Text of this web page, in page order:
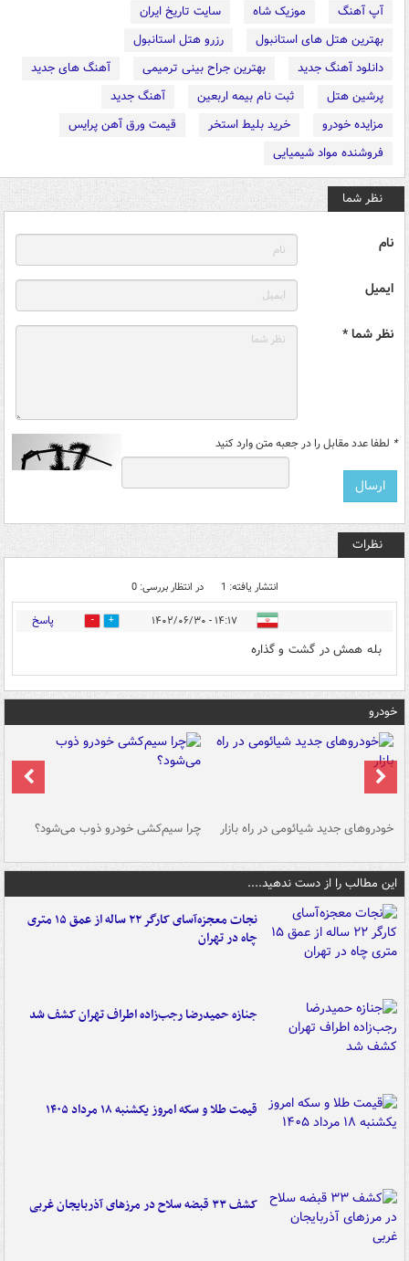
آپ آهنگ موزیک شاه
سایت تاریخ ایران
بهترین هتل های استانبول
رزرو هتل استانبول
دانلود آهنگ جدید
بهترین جراح بینی ترمیمی
آهنگ های جدید
پرشین هتل
ثبت نام بیمه اربعین
آهنگ جدید
مزایده خودرو
خرید بلیط استخر
قیمت ورق آهن پرایس
فروشنده مواد شیمیایی
نظر شما
نام
ایمیل
نظر شما *
* لطفا عدد مقابل را در جعبه متن وارد کنید
نظرات
انتشار یافته: 1 در انتظار بررسی: 0
۱۴:۱۷ - ۱۴۰۲/۰۶/۳۰ 0 پاسخ
بله همش در گشت و گذاره
خودرو
خودروهای جدید شیائومی در راه بازار چرا سیم‌کشی خودرو ذوب می‌شود؟
این مطالب را از دست ندهید....
نجات معجزه‌آسای کارگر ۲۲ ساله از عمق ۱۵ متری
چاه در تهران
جنازه حمیدرضا رجب‌زاده اطراف تهران کشف شد
قیمت طلا و سکه امروز یکشنبه ۱۸ مرداد ۱۴۰۵
کشف ۳۳ قبضه سلاح در مرزهای آذربایجان غربی